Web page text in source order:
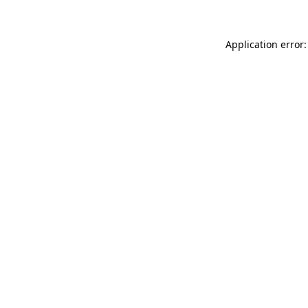
Application